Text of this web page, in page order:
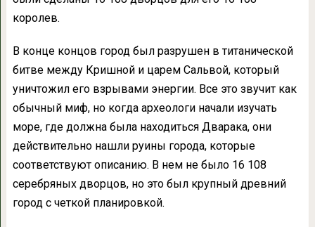
королев.
В конце концов город был разрушен в титанической
битве между Кришной и царем Сальвой, который
уничтожил его взрывами энергии. Все это звучит как
обычный миф, но когда археологи начали изучать
море, где должна была находиться Дварака, они
действительно нашли руины города, которые
соответствуют описанию. В нем не было 16 108
серебряных дворцов, но это был крупный древний
город с четкой планировкой.